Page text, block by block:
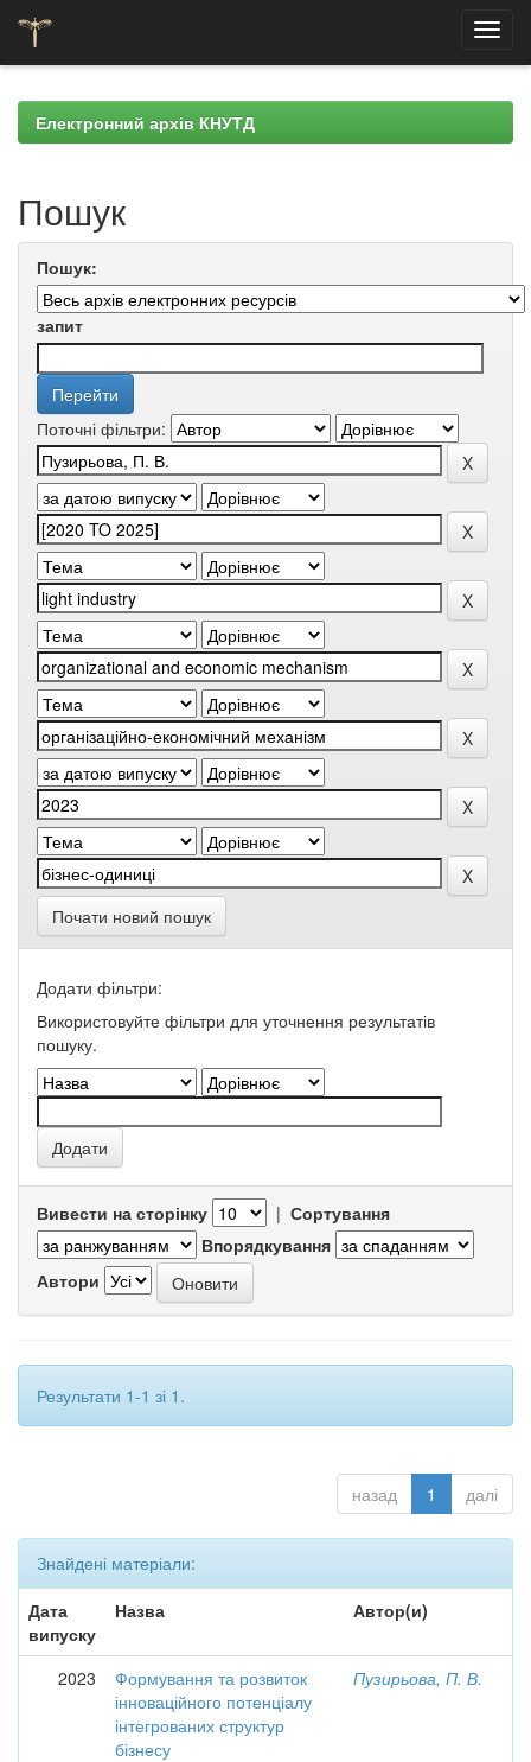
navigationЕлектронний архів КНУТД
Пошук
Пошук:
запит
Поточні фільтри:
Почати новий пошук
Додати фільтри:
Використовуйте фільтри для уточнення результатів
пошуку.
Вивести на сторінку | Сортування
Впорядкування
Автори
Результати 1-1 зі 1.
назад 1 далі
Знайдені матеріали:
Дата
випуску
Назва Автор(и)
2023
Формування та розвиток
інноваційного потенціалу
інтегрованих структур
бізнесу
Пузирьова, П. В.